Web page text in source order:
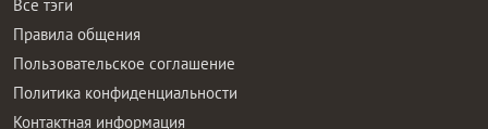
Все тэги
Правила общения
Пользовательское соглашение
Политика конфиденциальности
Контактная информация